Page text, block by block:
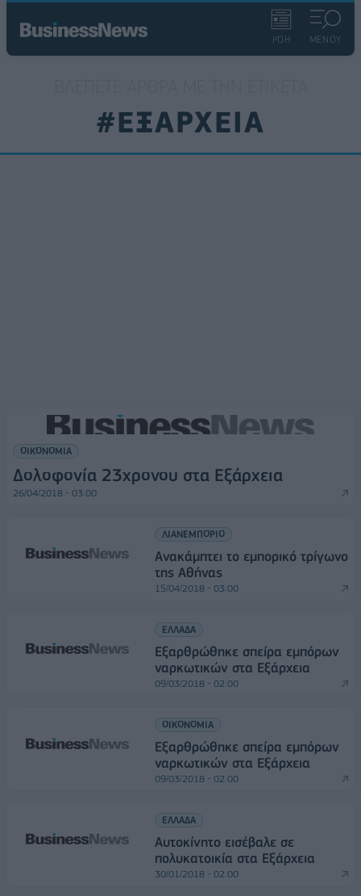
ΡΟΗ ΜΕΝΟΥ
#ΕΞΑΡΧΕΙΑ
ΟΙΚΟΝΟΜΙΑ
Δολοφονία 23χρονου στα Εξάρχεια
26/04/2018 - 03:00
ΛΙΑΝΕΜΠΟΡΙΟ
Ανακάμπτει το εμπορικό τρίγωνο
της Αθήνας
15/04/2018 - 03:00
ΕΛΛΑΔΑ
Εξαρθρώθηκε σπείρα εμπόρων
ναρκωτικών στα Εξάρχεια
09/03/2018 - 02:00
ΟΙΚΟΝΟΜΙΑ
Εξαρθρώθηκε σπείρα εμπόρων
ναρκωτικών στα Εξάρχεια
09/03/2018 - 02:00
ΕΛΛΑΔΑ
Αυτοκίνητο εισέβαλε σε
πολυκατοικία στα Εξάρχεια
30/01/2018 - 02:00